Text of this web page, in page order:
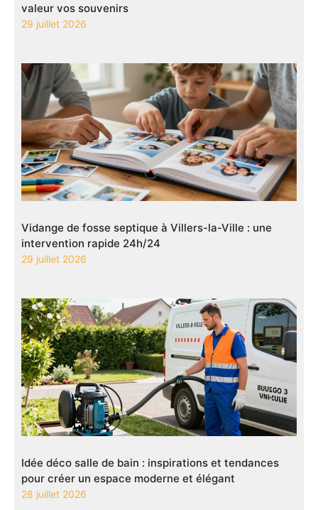
valeur vos souvenirs
29 juillet 2026
Vidange de fosse septique à Villers-la-Ville : une
intervention rapide 24h/24
29 juillet 2026
Idée déco salle de bain : inspirations et tendances
pour créer un espace moderne et élégant
28 juillet 2026